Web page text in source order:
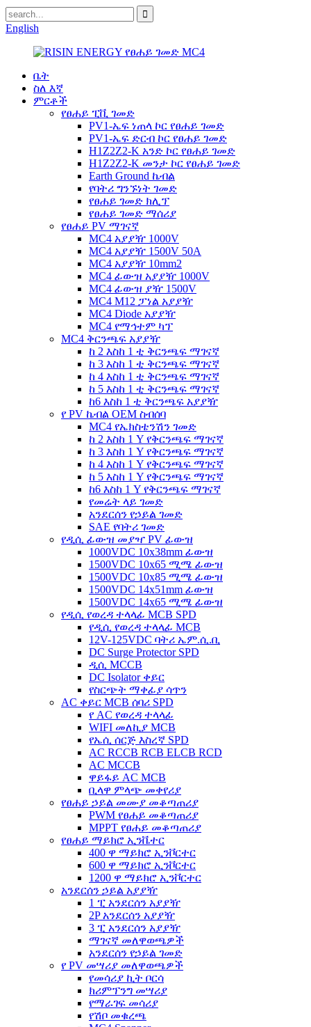
English
ቤት
ስለ እኛ
ምርቶች
የፀሐይ ፒቪ ገመድ
PV1-ኤፍ ነጠላ ኮር የፀሐይ ገመድ
PV1-ኤፍ ድርብ ኮር የፀሐይ ገመድ
H1Z2Z2-K አንድ ኮር የፀሐይ ገመድ
H1Z2Z2-K መንታ ኮር የፀሐይ ገመድ
Earth Ground ኬብል
የባትሪ ግንኙነት ገመድ
የፀሐይ ገመድ ክሊፕ
የፀሐይ ገመድ ማሰሪያ
የፀሐይ PV ማገናኛ
MC4 አያያዥ 1000V
MC4 አያያዥ 1500V 50A
MC4 አያያዥ 10mm2
MC4 ፊውዝ አያያዥ 1000V
MC4 ፊውዝ ያዥ 1500V
MC4 M12 ፓነል አያያዥ
MC4 Diode አያያዥ
MC4 የማኅተም ካፕ
MC4 ቅርንጫፍ አያያዥ
ከ 2 እስከ 1 ቲ ቅርንጫፍ ማገናኛ
ከ 3 እስከ 1 ቲ ቅርንጫፍ ማገናኛ
ከ 4 እስከ 1 ቲ ቅርንጫፍ ማገናኛ
ከ 5 እስከ 1 ቲ ቅርንጫፍ ማገናኛ
ከ6 እስከ 1 ቲ ቅርንጫፍ አያያዥ
የ PV ኬብል OEM ስብሰባ
MC4 የኤክስቴንሽን ገመድ
ከ 2 እስከ 1 Y የቅርንጫፍ ማገናኛ
ከ 3 እስከ 1 Y የቅርንጫፍ ማገናኛ
ከ 4 እስከ 1 Y የቅርንጫፍ ማገናኛ
ከ 5 እስከ 1 Y የቅርንጫፍ ማገናኛ
ከ6 እስከ 1 Y የቅርንጫፍ ማገናኛ
የመሬት ላይ ገመድ
አንደርሰን የኃይል ገመድ
SAE የባትሪ ገመድ
የዲሲ ፊውዝ መያዣ PV ፊውዝ
1000VDC 10x38mm ፊውዝ
1500VDC 10x65 ሚሜ ፊውዝ
1500VDC 10x85 ሚሜ ፊውዝ
1500VDC 14x51mm ፊውዝ
1500VDC 14x65 ሚሜ ፊውዝ
የዲሲ የወረዳ ተላላፊ MCB SPD
የዲሲ የወረዳ ተላላፊ MCB
12V-125VDC ባትሪ ኤም.ሲ.ቢ
DC Surge Protector SPD
ዲሲ MCCB
DC Isolator ቀይር
የስርጭት ማቀፊያ ሳጥን
AC ቀይር MCB ሰባሪ SPD
የ AC የወረዳ ተላላፊ
WIFI መለኪያ MCB
የኤሲ ሰርጅ እስረኛ SPD
AC RCCB RCB ELCB RCD
AC MCCB
ዋይፋይ AC MCB
ቢላዋ ምላጭ መቀየሪያ
የፀሐይ ኃይል መሙያ መቆጣጠሪያ
PWM የፀሐይ መቆጣጠሪያ
MPPT የፀሐይ መቆጣጠሪያ
የፀሐይ ማይክሮ ኢንቬተር
400 ዋ ማይክሮ ኢንቮርተር
600 ዋ ማይክሮ ኢንቮርተር
1200 ዋ ማይክሮ ኢንቮርተር
አንደርሰን ኃይል አያያዥ
1 ፒ አንደርሰን አያያዥ
2P አንደርሰን አያያዥ
3 ፒ አንደርሰን አያያዥ
ማገናኛ መለዋወጫዎች
አንደርሰን የኃይል ገመድ
የ PV መሣሪያ መለዋወጫዎች
የመሳሪያ ኪት ቦርሳ
ክሪምፕንግ መሣሪያ
የማራገፍ መሳሪያ
የሽቦ መቁረጫ